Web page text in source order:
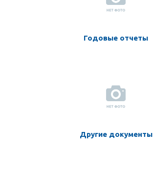
Годовые отчеты
Другие документы